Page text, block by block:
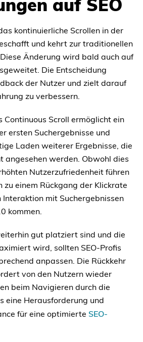
auf SEO
kontinuierliche Scrollen in der
und kehrt zur traditionellen
Änderung wird bald auch auf
Die Entscheidung
der Nutzer und zielt darauf
zu verbessern.
Continuous Scroll ermöglicht ein
ersten Suchergebnisse und
Laden weiterer Ergebnisse, die
angesehen werden. Obwohl dies
Nutzerzufriedenheit führen
zu einem Rückgang der Klickrate
mit Suchergebnissen
kommen.
gut platziert sind und die
wird, sollten SEO-Profis
anpassen. Die Rückkehr
von den Nutzern wieder
beim Navigieren durch die
eine Herausforderung und
für eine optimierte SEO-